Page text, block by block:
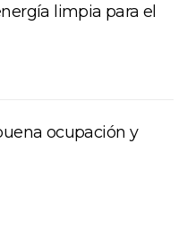
limpia para el
ocupación y